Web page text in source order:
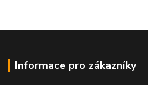
Informace pro zákazníky